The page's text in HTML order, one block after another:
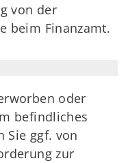
von der
beim Finanzamt.
oder
befindliches
Sie ggf. von
zur